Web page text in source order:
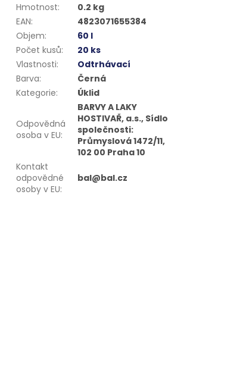
Hmotnost:
0.2 kg
EAN:
4823071655384
Objem:
60 l
Počet kusů:
20 ks
Vlastnosti:
Odtrhávací
Barva:
Černá
Kategorie: Úklid
Odpovědná
osoba v EU:
BARVY A LAKY
HOSTIVAŘ, a.s., Sídlo
společnosti:
Průmyslová 1472/11,
102 00 Praha 10
Kontakt
odpovědné
osoby v EU:
bal@bal.cz